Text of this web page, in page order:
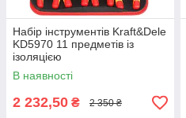
Набір інструментів Kraft&Dele
KD5970 11 предметів із
ізоляцією
В наявності
2 232,50 ₴ 2 350 ₴